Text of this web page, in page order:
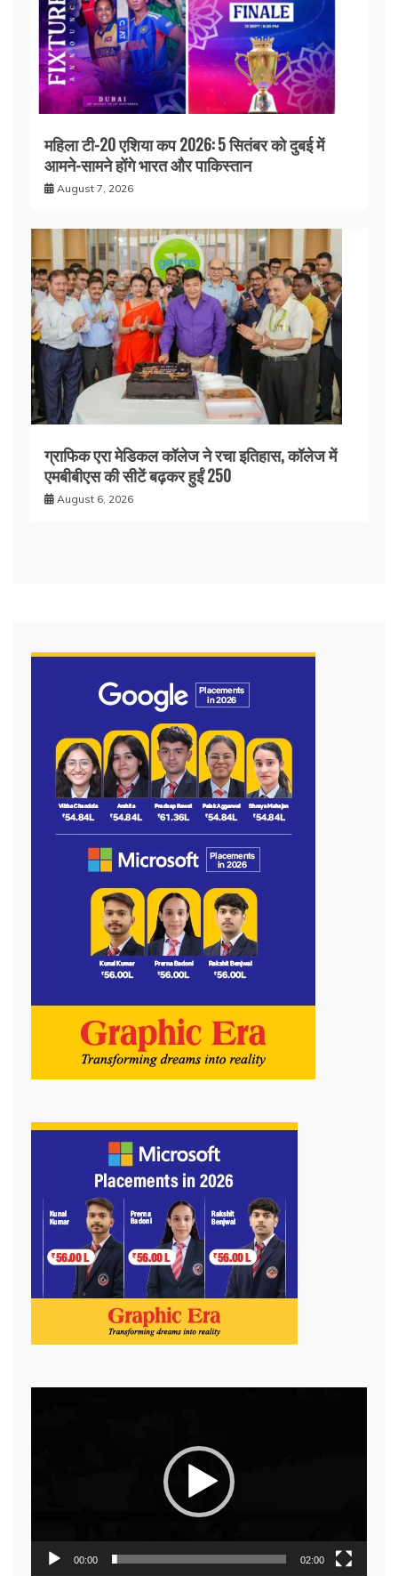
महिला टी-20 एशिया कप 2026: 5 सितंबर को दुबई में
आमने-सामने होंगे भारत और पाकिस्तान
August 7, 2026
ग्राफिक एरा मेडिकल कॉलेज ने रचा इतिहास, कॉलेज में
एमबीबीएस की सीटें बढ़कर हुईं 250
August 6, 2026
00:00 02:00